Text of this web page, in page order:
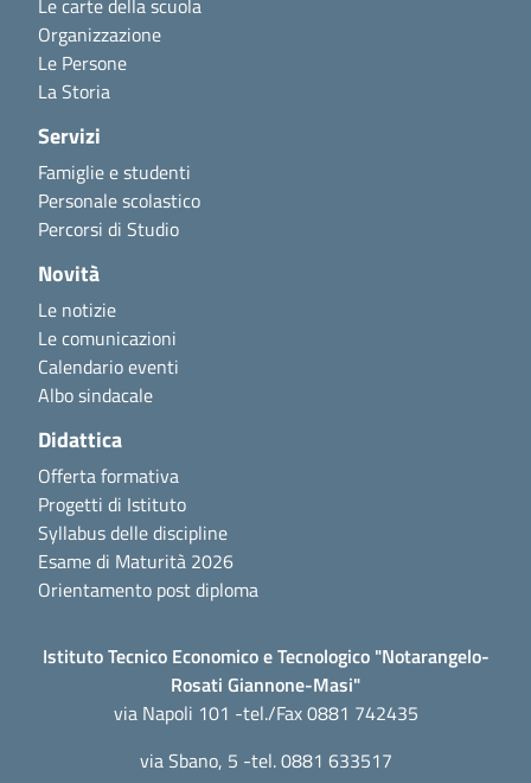
Le carte della scuola
Organizzazione
Le Persone
La Storia
Servizi
Famiglie e studenti
Personale scolastico
Percorsi di Studio
Novità
Le notizie
Le comunicazioni
Calendario eventi
Albo sindacale
Didattica
Offerta formativa
Progetti di Istituto
Syllabus delle discipline
Esame di Maturità 2026
Orientamento post diploma
Istituto Tecnico Economico e Tecnologico "Notarangelo-
Rosati Giannone-Masi"
via Napoli 101 -tel./Fax 0881 742435
via Sbano, 5 -tel. 0881 633517